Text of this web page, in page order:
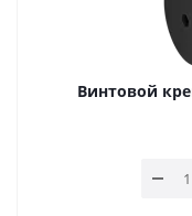
Винтовой